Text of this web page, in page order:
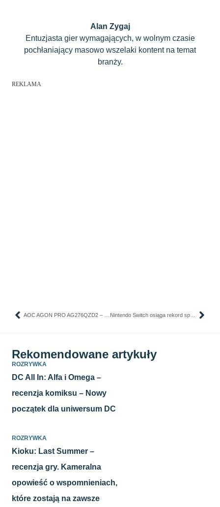
Alan Zygaj
Entuzjasta gier wymagających, w wolnym czasie
pochłaniający masowo wszelaki kontent na temat
branży.
REKLAMA
Nintendo Switch osiąga rekord sprzedaży
Rekomendowane artykuły
ROZRYWKA
DC All In: Alfa i Omega –
recenzja komiksu – Nowy
początek dla uniwersum DC
ROZRYWKA
Kioku: Last Summer –
recenzja gry. Kameralna
opowieść o wspomnieniach,
które zostają na zawsze